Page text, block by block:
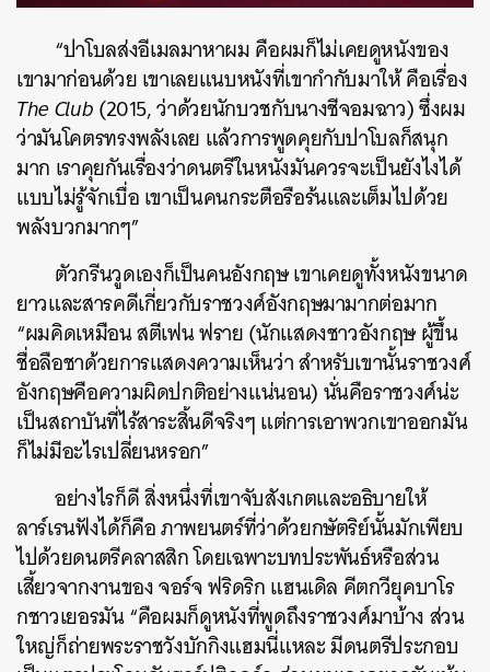
“ปาโบลส่งอีเมลมาหาผม คือผมก็ไม่เคยดูหนังของ
เขามาก่อนด้วย เขาเลยแนบหนังที่เขากำกับมาให้ คือเรื่อง
The Club(2015, ว่าด้วยนักบวชกับนางชีจอมฉาว) ซึ่งผม
ว่ามันโคตรทรงพลังเลย แล้วการพูดคุยกับปาโบลก็สนุก
มาก เราคุยกันเรื่องว่าดนตรีในหนังมันควรจะเป็นยังไงได้
แบบไม่รู้จักเบื่อ เขาเป็นคนกระตือรือร้นและเต็มไปด้วย
พลังบวกมากๆ”
ตัวกรีนวูดเองก็เป็นคนอังกฤษ เขาเคยดูทั้งหนังขนาด
ยาวและสารคดีเกี่ยวกับราชวงศ์อังกฤษมามากต่อมาก
“ผมคิดเหมือน สตีเฟน ฟราย (นักแสดงชาวอังกฤษ ผู้ขึ้น
ชื่อลือชาด้วยการแสดงความเห็นว่า สำหรับเขานั้นราชวงศ์
อังกฤษคือความผิดปกติอย่างแน่นอน) นั่นคือราชวงศ์น่ะ
เป็นสถาบันที่ไร้สาระสิ้นดีจริงๆ แต่การเอาพวกเขาออกมัน
ก็ไม่มีอะไรเปลี่ยนหรอก”
อย่างไรก็ดี สิ่งหนึ่งที่เขาจับสังเกตและอธิบายให้
ลาร์เรนฟังได้ก็คือ ภาพยนตร์ที่ว่าด้วยกษัตริย์นั้นมักเพียบ
ไปด้วยดนตรีคลาสสิก โดยเฉพาะบทประพันธ์หรือส่วน
เสี้ยวจากงานของ จอร์จ ฟริดริก แฮนเดิล คีตกวียุคบาโร
กชาวเยอรมัน “คือผมก็ดูหนังที่พูดถึงราชวงศ์มาบ้าง ส่วน
ใหญ่ก็ถ่ายพระราชวังบักกิงแฮมนี่แหละ มีดนตรีประกอบ